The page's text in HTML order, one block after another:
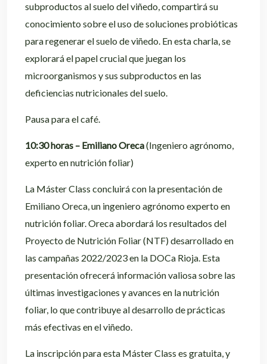
subproductos al suelo del viñedo, compartirá su
conocimiento sobre el uso de soluciones probióticas
para regenerar el suelo de viñedo. En esta charla, se
explorará el papel crucial que juegan los
microorganismos y sus subproductos en las
deficiencias nutricionales del suelo.
Pausa para el café.
10:30 horas – Emiliano Oreca(Ingeniero agrónomo,
experto en nutrición foliar)
La Máster Class concluirá con la presentación de
Emiliano Oreca, un ingeniero agrónomo experto en
nutrición foliar. Oreca abordará los resultados del
Proyecto de Nutrición Foliar (NTF) desarrollado en
las campañas 2022/2023 en la DOCa Rioja. Esta
presentación ofrecerá información valiosa sobre las
últimas investigaciones y avances en la nutrición
foliar, lo que contribuye al desarrollo de prácticas
más efectivas en el viñedo.
La inscripción para esta Máster Class es gratuita, y